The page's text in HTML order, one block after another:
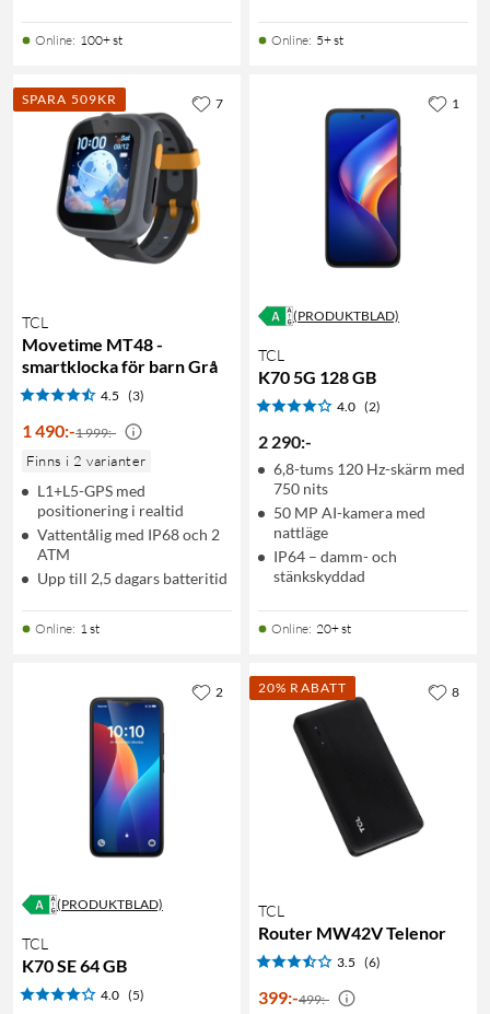
Online: 100+ st Online: 5+ st
SPARA 509KR
TCL
Movetime MT48 -
smartklocka för barn Grå
4.5 (3)
1 490:-1 999:-
Finns i 2 varianter
L1+L5-GPS med
positionering i realtid
Vattentålig med IP68 och 2
ATM
Upp till 2,5 dagars batteritid
Online: 1 st
7
(PRODUKTBLAD)
TCL
K70 5G 128 GB
4.0 (2)
2 290:-
6,8-tums 120 Hz-skärm med
750 nits
50 MP AI-kamera med
nattläge
IP64 – damm- och
stänkskyddad
Online: 20+ st
1
(PRODUKTBLAD)
TCL
K70 SE 64 GB
4.0 (5)
2 20% RABATT
TCL
Router MW42V Telenor
3.5 (6)
399:-499:-
8